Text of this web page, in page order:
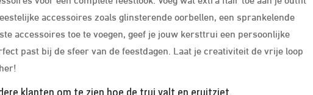
accessoires zoals glinsterende oorbellen, een sprankelende
accessoires toe te voegen, geef je jouw kersttrui een persoonlijke
past bij de sfeer van de feestdagen. Laat je creativiteit de vrije loop